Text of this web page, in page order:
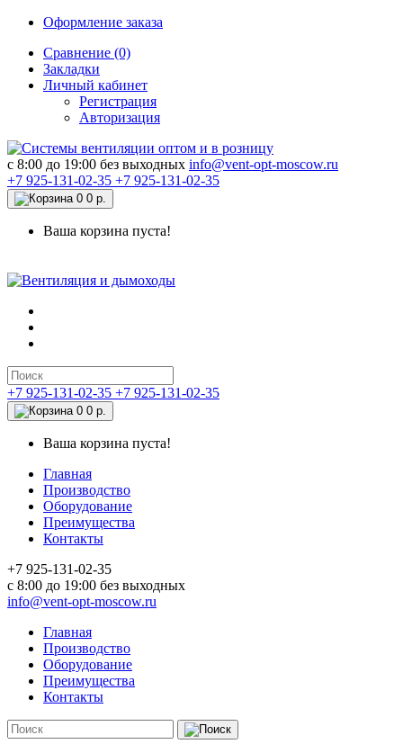
Оформление заказа
Сравнение (0)
Закладки
Личный кабинет
Регистрация
Авторизация
c 8:00 до 19:00 без выходных info@vent-opt-moscow.ru
+7 925-131-02-35 +7 925-131-02-35
0 0 р.
Ваша корзина пуста!
+7 925-131-02-35 +7 925-131-02-35
0 0 р.
Ваша корзина пуста!
Главная
Производство
Оборудование
Преимущества
Контакты
+7 925-131-02-35
c 8:00 до 19:00 без выходных
info@vent-opt-moscow.ru
Главная
Производство
Оборудование
Преимущества
Контакты